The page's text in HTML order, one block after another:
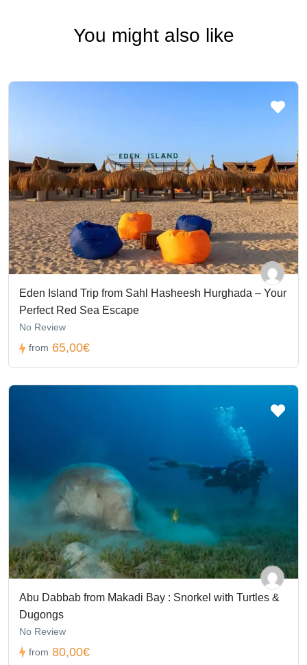
You might also like
Eden Island Trip from Sahl Hasheesh Hurghada – Your
Perfect Red Sea Escape
No Review
from 65,00€
Abu Dabbab from Makadi Bay : Snorkel with Turtles &
Dugongs
No Review
from 80,00€